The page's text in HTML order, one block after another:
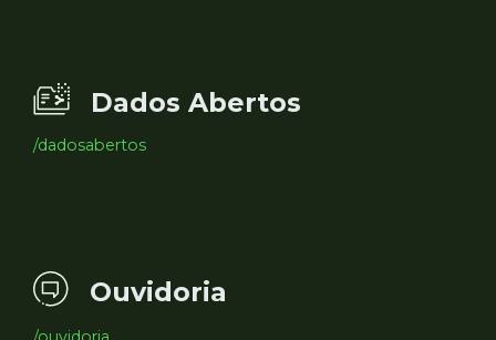
Dados Abertos
/dadosabertos
Ouvidoria